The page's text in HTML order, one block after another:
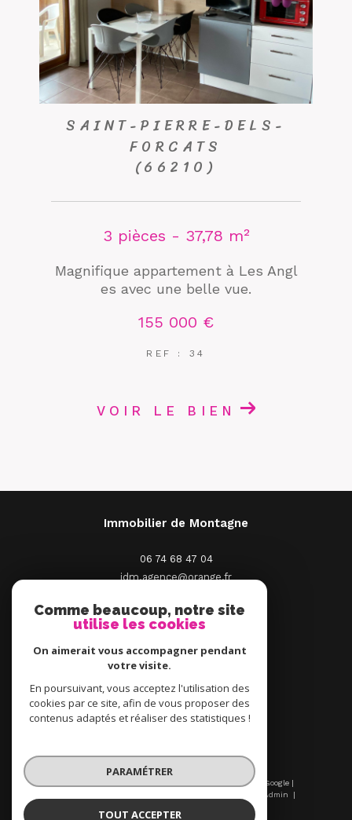
SAINT-PIERRE-DELS-
FORCATS
(66210)
3 pièces - 37,78 m²
Magnifique appartement à Les Angl
es avec une belle vue.
155 000 €
REF : 34
VOIR LE BIEN
Immobilier de Montagne
06 74 68 47 04
idm.agence@orange.fr
66210 Saint-Pierre-Dels-Forcats
ADHÉRENTS
© 2026 | Tous droits réservés | Traduction powered by Google |
Admin
Cookies
Comme beaucoup, notre site
utilise les cookies
On aimerait vous accompagner pendant
votre visite.
En poursuivant, vous acceptez l'utilisation des
cookies par ce site, afin de vous proposer des
contenus adaptés et réaliser des statistiques !
PARAMÉTRER
TOUT ACCEPTER